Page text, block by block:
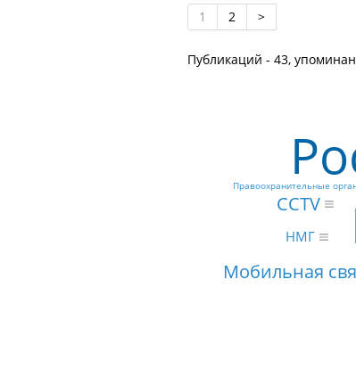
1 2 >
Публикаций - 43,
Мобильная
CCTV
НМГ
Правоохранительные